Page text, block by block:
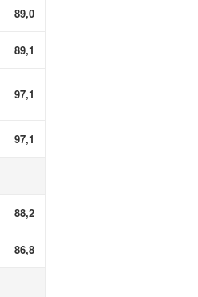
89,0
89,1
97,1
97,1
88,2
86,8